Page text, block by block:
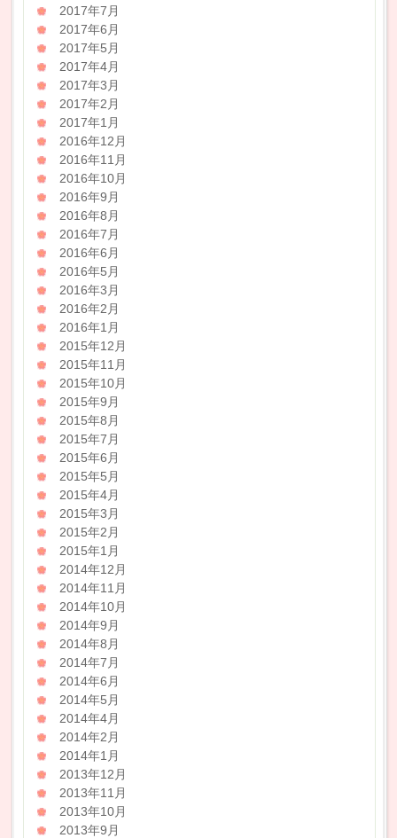
2017年7月
2017年6月
2017年5月
2017年4月
2017年3月
2017年2月
2017年1月
2016年12月
2016年11月
2016年10月
2016年9月
2016年8月
2016年7月
2016年6月
2016年5月
2016年3月
2016年2月
2016年1月
2015年12月
2015年11月
2015年10月
2015年9月
2015年8月
2015年7月
2015年6月
2015年5月
2015年4月
2015年3月
2015年2月
2015年1月
2014年12月
2014年11月
2014年10月
2014年9月
2014年8月
2014年7月
2014年6月
2014年5月
2014年4月
2014年2月
2014年1月
2013年12月
2013年11月
2013年10月
2013年9月